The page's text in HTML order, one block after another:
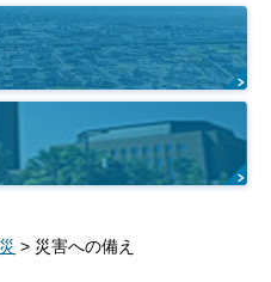
> 災害への備え